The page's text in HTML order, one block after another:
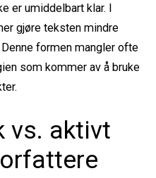
er umiddelbart klar. I
gjøre teksten mindre
formen mangler ofte
som kommer av å bruke
vs. aktivt